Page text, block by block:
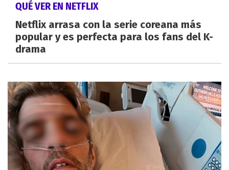
QUÉ VER EN NETFLIX
Netflix arrasa con la serie coreana más
popular y es perfecta para los fans del K-
drama